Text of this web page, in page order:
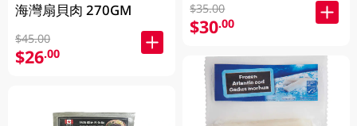
海灣扇貝肉 270GM
$45.00
$26.00
$35.00
$30.00